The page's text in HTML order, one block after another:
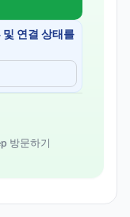
연결 상태를
방문하기